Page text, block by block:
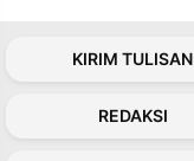
KIRIM TULISAN
REDAKSI